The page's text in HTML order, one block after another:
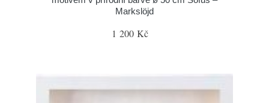
Markslöjd
1 200 Kč